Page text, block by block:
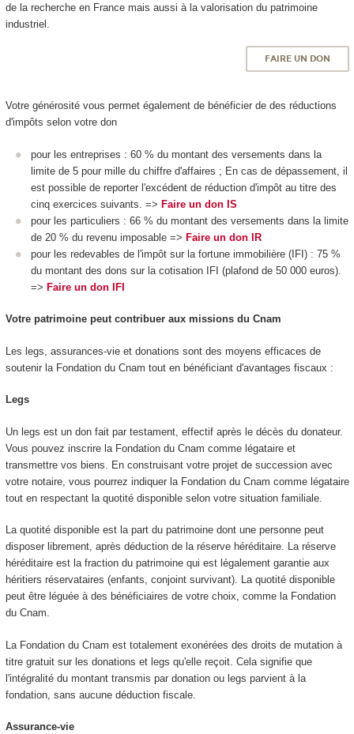
de la recherche en France mais aussi à la valorisation du patrimoine
industriel.
FAIRE UN DON
Votre générosité vous permet également de bénéficier de des réductions
d'impôts selon votre don
pour les entreprises : 60 % du montant des versements dans la
limite de 5 pour mille du chiffre d'affaires ; En cas de dépassement, il
est possible de reporter l'excédent de réduction d'impôt au titre des
cinq exercices suivants. => Faire un don IS
pour les particuliers : 66 % du montant des versements dans la limite
de 20 % du revenu imposable => Faire un don IR
pour les redevables de l'impôt sur la fortune immobilière (IFI) : 75 %
du montant des dons sur la cotisation IFI (plafond de 50 000 euros).
=> Faire un don IFI
Votre patrimoine peut contribuer aux missions du Cnam
Les legs, assurances-vie et donations sont des moyens efficaces de
soutenir la Fondation du Cnam tout en bénéficiant d'avantages fiscaux :
Legs
Un legs est un don fait par testament, effectif après le décès du donateur.
Vous pouvez inscrire la Fondation du Cnam comme légataire et
transmettre vos biens. En construisant votre projet de succession avec
votre notaire, vous pourrez indiquer la Fondation du Cnam comme légataire
tout en respectant la quotité disponible selon votre situation familiale.
La quotité disponible est la part du patrimoine dont une personne peut
disposer librement, après déduction de la réserve héréditaire. La réserve
héréditaire est la fraction du patrimoine qui est légalement garantie aux
héritiers réservataires (enfants, conjoint survivant). La quotité disponible
peut être léguée à des bénéficiaires de votre choix, comme la Fondation
du Cnam.
La Fondation du Cnam est totalement exonérées des droits de mutation à
titre gratuit sur les donations et legs qu'elle reçoit. Cela signifie que
l'intégralité du montant transmis par donation ou legs parvient à la
fondation, sans aucune déduction fiscale.
Assurance-vie